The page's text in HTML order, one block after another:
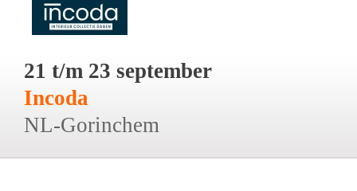
21 t/m 23 september
Incoda
NL-Gorinchem